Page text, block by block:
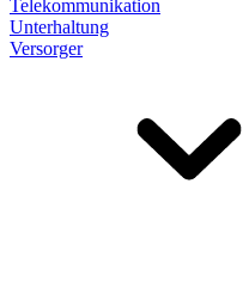
Telekommunikation
Unterhaltung
Versorger